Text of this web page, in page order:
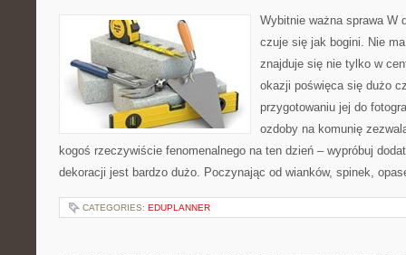
Wybitnie ważna sprawa W
czuje się jak bogini. Nie
znajduje się nie tylko w
okazji poświęca się dużo
przygotowaniu jej do
ozdoby na komunię
kogoś rzeczywiście fenomenalnego na ten dzień – wypróbuj
dekoracji jest bardzo dużo. Poczynając od wianków, spinek,
CATEGORIES: EDUPLANNER